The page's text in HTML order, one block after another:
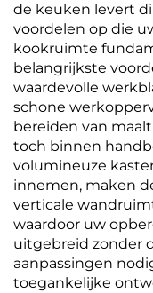
de keuken levert
voordelen op die
kookruimte
belangrijkste
waardevolle
schone
bereiden van
toch binnen
volumineuze
innemen, maken
verticale
waardoor uw
uitgebreid zonder
aanpassingen
toegankelijke